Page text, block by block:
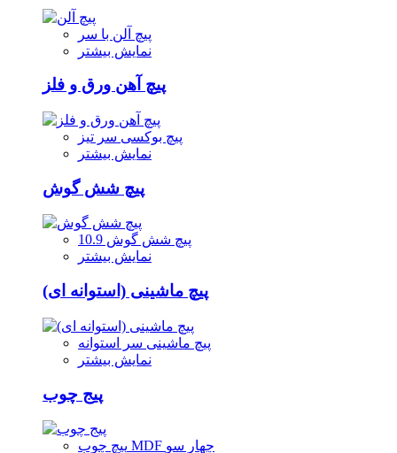
پیچ آلن با سر
نمایش بیشتر
پیچ آهن ورق و فلز
پیچ بوکسی سر تیز
نمایش بیشتر
پیچ شش گوش
پیچ شش گوش 10.9
نمایش بیشتر
پیچ ماشینی (استوانه ای)
پیچ ماشینی سر استوانه
نمایش بیشتر
پیج چوب
پیچ چوب MDF چهار سو